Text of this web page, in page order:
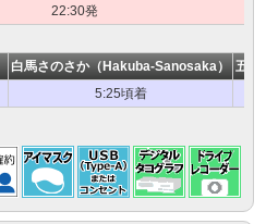
22:30発
白馬さのさか（Hakuba-Sanosaka）
五竜
5:25頃着